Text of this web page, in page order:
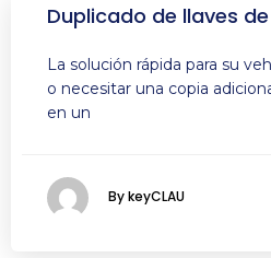
Duplicado de llaves
La solución rápida para su
o necesitar una copia
en un
By keyCLAU